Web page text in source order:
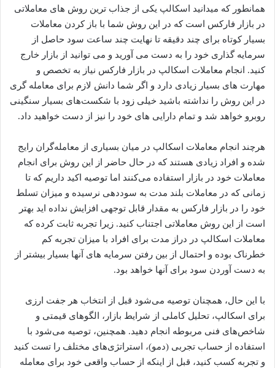
همانطور که میدانید اسکالپ یکی از جذاب ترین روش های معاملاتی
در بازار فارکس است که در این روش شما با باز کردن معاملات
بسیار کوتاه برای چند دقیقه تا نهایت چند ساعت سود حاصل از
سرمایه گذاری خود را به دست می آورید و می توانید از بازار خارج
کنید. انجام معاملات اسکالپ در بازار فارکس نیاز به تخصص و
مهارت های بسیار زیادی دارد و اگر شما دانش لازم برای معامله گری
در این روش را نداشته باشید خیلی زود با شکست‌های بسیار سنگینی
روبرو خواهد شد و تمام دارایی های خود را نیز از دست خواهید داد.
هرچند انجام معاملات اسکالپ در میان بسیاری از معامله‌گران رایج
شده و افراد زیادی هستند که در حال حاضر از این روش برای انجام
معاملات خود در بازار استفاده می‌کنند اما توصیه اکید داریم که تا
زمانی که در معاملات بلند مدت به سوددهی نرسیده و میزان تسلط
خود را در بازار فارکس به مقدار قابل توجهی افزایش نداده اید بهتر
است از این روش معاملاتی اجتناب کنید. زیرا تجربه ثابت کرده که
معاملات اسکالپ در دراز مدت برای افراد با میزان تجربه کم
خطرناک بوده و احتمال از بین رفتن سرمایه های آنها بسیار بیشتر از
به دست آوردن سود برای آنها خواهد بود.
با این حال، همچنان توصیه می‌شود قبل از انتخاب هر جفت ارزی
برای اسکالپ، تحلیل کاملی از شرایط بازار، الگوهای قیمتی و
شاخص‌های فنی مربوطه انجام دهید. همچنین، توصیه می‌شود با
استفاده از حساب تجربی (دمو)، استراتژی‌های مختلف را تست کنید
و تجربه کسب کنید، قبل از اینکه از حساب واقعی خود برای معامله